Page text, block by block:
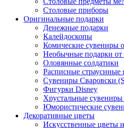
Столовые приборы
Оригинальные подарки
Денежные подарки
Калейдоскопы
Комические сувениры
Необычные подарки
Оловянные солдатики
Расписные страусиные
Сувениры Сваровски
Фигурки Disney
Хрустальные
Юмористические
Декоративные цветы
Искусственные цветы